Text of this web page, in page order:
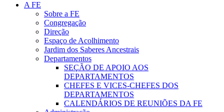
A FE
Sobre a FE
Congregação
Direção
Espaço de Acolhimento
Jardim dos Saberes Ancestrais
Departamentos
SEÇÃO DE APOIO AOS
DEPARTAMENTOS
CHEFES E VICES-CHEFES DOS
DEPARTAMENTOS
CALENDÁRIOS DE REUNIÕES DA FE